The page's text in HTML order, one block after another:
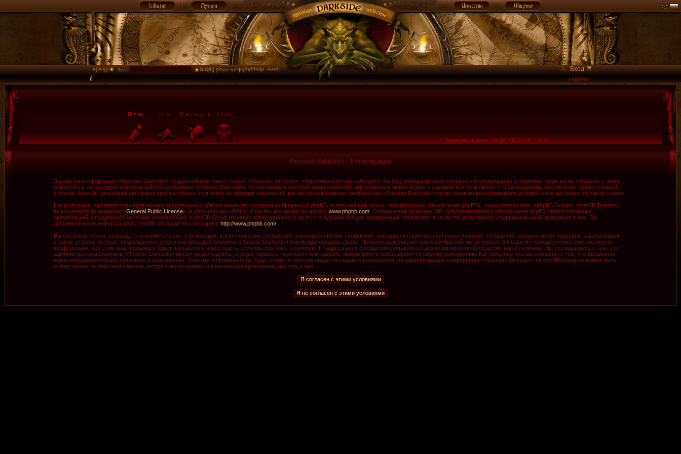
Вход
Текущее время: Чт 06.08.2026, 12:33
Russian Darkside - Регистрация
Заходя на конференцию «Russian Darkside» (в дальнейшем «мы», «наш», «Russian Darkside», «http://www.darkside.ru/forum»), вы подтверждаете своё согласие со следующими условиями. Если вы не согласны с ними,
пожалуйста, не заходите и не пользуйтесь форумами «Russian Darkside». Мы оставляем за собой право изменять эти правила в любое время и сделаем всё возможное, чтобы уведомить вас об этом, однако с вашей
стороны было бы разумным регулярно просматривать этот текст на предмет изменений, так как использование конференции «Russian Darkside» после обновления/исправления условий означает ваше согласие с ними.
Наши форумы работают под управлением программного обеспечения для создания конференций phpBB (в дальнейшем «они», «программное обеспечение phpBB», «www.phpbb.com», «phpBB Group», «phpBB Teams»),
выпущенного по лицензии «General Public License» (в дальнейшем «GPL»). Скачать его можно по адресу www.phpbb.com. Ограничения лицензии GPL для программного обеспечения phpBB строго связаны с
организацией и поддержкой интернет-конференций, и phpBB Group не несёт ответственности за то, что администрация конференций определяет в качестве допустимого содержания и/или поведения в них. За
дополнительной информацией о phpBB обращайтесь по адресу http://www.phpbb.com/.
Вы соглашаетесь не размещать оскорбительных, угрожающих, клеветнических сообщений, порнографических сообщений, призывов к национальной розни и прочих сообщений, которые могут нарушить законы вашей
страны, страны, которая предоставляет услуги хостинга для форумов «Russian Darkside» или международное право. Попытки размещения таких сообщений могут привести к вашему немедленному отключению от
конференции, при этом ваш провайдер будет поставлен в известность, если мы сочтём это нужным. IP-адреса всех сообщений сохраняются для возможности проведения такой политики. Вы соглашаетесь с тем, что
администраторы форумов «Russian Darkside» имеют право удалить, отредактировать, перенести или закрыть любую тему в любое время по своему усмотрению. Как пользователь вы согласны с тем, что введённая
вами информация будет храниться в базе данных. Хотя эта информация не будет открыта третьим лицам без вашего разрешения, ни администрация конференции «Russian Darkside», ни phpBB Group не может быть
ответственна за действия хакеров, которые могут привести к несанкционированному доступу к ней.